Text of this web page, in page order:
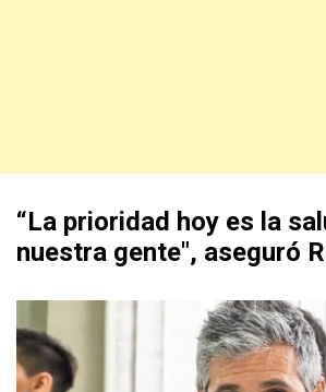
“La prioridad hoy es la
nuestra gente", aseguró